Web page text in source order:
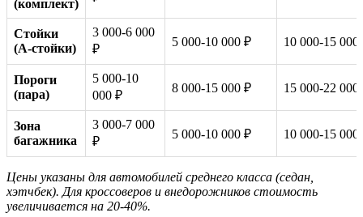
(комплект)
Стойки
(A-стойки)
3 000-6 000
₽
5 000-10 000 ₽ 10 000-15 000
Пороги
(пара)
5 000-10
000 ₽
8 000-15 000 ₽ 15 000-22 000
Зона
багажника
3 000-7 000
₽
5 000-10 000 ₽ 10 000-15 000
Цены указаны для автомобилей среднего класса (седан,
хэтчбек). Для кроссоверов и внедорожников стоимость
увеличивается на 20-40%.